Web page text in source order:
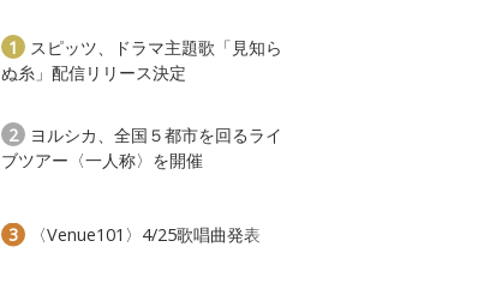
1
ぬ糸」配信リリース決定
2
ブツアー〈一人称〉を開催
3 〈Venue101〉4/25歌唱曲発表